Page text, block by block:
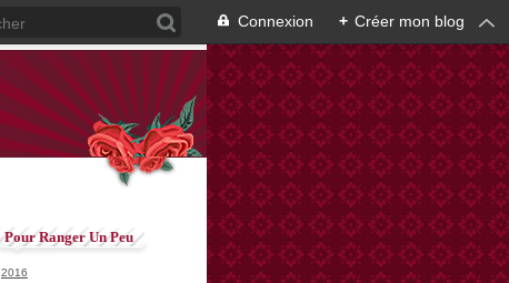
Connexion + Créer mon blog
Pour Ranger Un Peu
2016